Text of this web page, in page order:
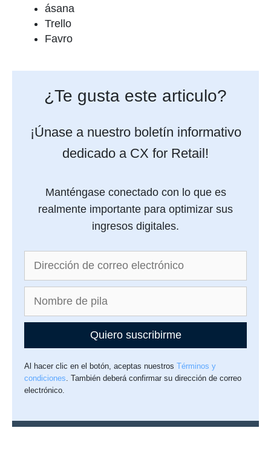
ásana
Trello
Favro
¿Te gusta este articulo?
¡Únase a nuestro boletín informativo
dedicado a CX for Retail!
Manténgase conectado con lo que es
realmente importante para optimizar sus
ingresos digitales.
Quiero suscribirme
Al hacer clic en el botón, aceptas nuestrosTérminos y
condiciones. También deberá confirmar su dirección de correo
electrónico.